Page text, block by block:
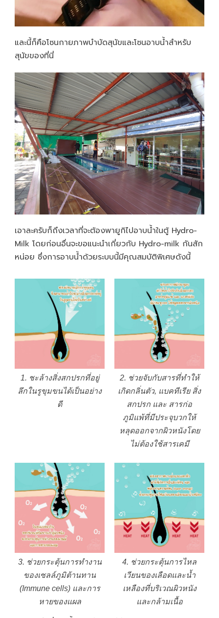
และนี้ก็คือโซนกายภาพบำบัดสุนัขและโซนอาบน้ำสำหรับ
สุนัขของที่นี่
เอาละครับก็ถึงเวลาที่จะต้องพายูกิไปอาบน้ำในตู้Hydro-
Milk โดยก่อนอื่นจะขอแนะนำเกี่ยวกับ Hydro-milk กันสัก
หน่อย ซึ่งการอาบน้ำด้วยระบบนี้มีคุณสมบัติพิเศษดังนี้
1. ชะล้างสิ่งสกปรกที่อยู่
ลึกในรูขุมขนได้เป็นอย่าง
ดี
2. ช่วยจับกับสารที่ทำให้
เกิดกลิ่นตัว, แบคทีเรีย สิ่ง
สกปรก และ สารก่อ
ภูมิแพ้ที่มีประจุบวกให้
หลุดออกจากผิวหนังโดย
ไม่ต้องใช้สารเคมี
3. ช่วยกระตุ้นการทำงาน
ของเซลล์ภูมิต้านทาน
(Immune cells) และการ
หายของแผล
4. ช่วยกระตุ้นการไหล
เวียนของเลือดและน้ำ
เหลืองที่บริเวณผิวหนัง
และกล้ามเนื้อ